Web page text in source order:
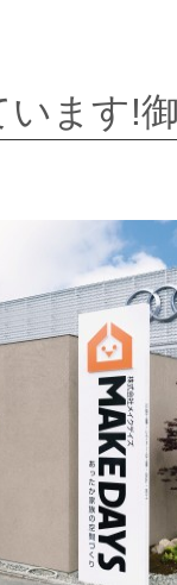
います!